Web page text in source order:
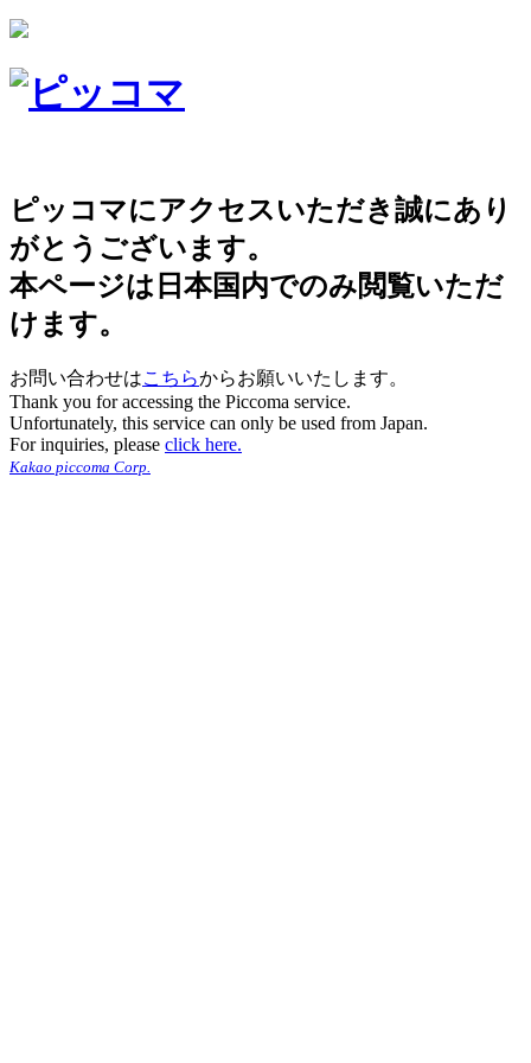
ピッコマにアクセスいただき誠にあり
がとうございます。
本ページは日本国内でのみ閲覧いただ
けます。
お問い合わせはこちらからお願いいたします。
Thank you for accessing the Piccoma service.
Unfortunately, this service can only be used from Japan.
For inquiries, please click here.
Kakao piccoma Corp.